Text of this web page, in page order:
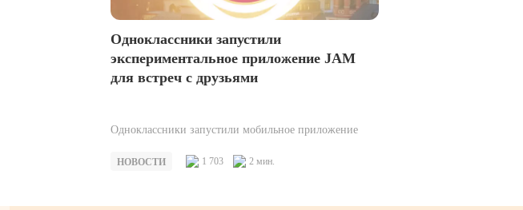
Одноклассники запустили
экспериментальное приложение JAM
для встреч с друзьями
Одноклассники запустили мобильное приложение
и Москве. Приложение — эксперимент для проекта,
НОВОСТИ 1 703 2 мин.